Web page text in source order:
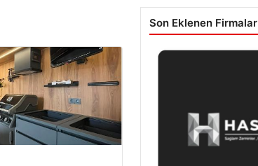
Son Eklenen Firmalar